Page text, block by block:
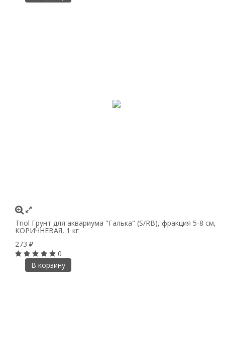
Triol Грунт для аквариума "Галька" (S/RB), фракция 5-8 см,
КОРИЧНЕВАЯ, 1 кг
273 ₽
0
В корзину